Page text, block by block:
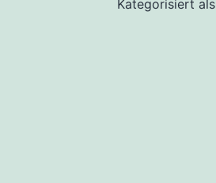
Kategorisiert als